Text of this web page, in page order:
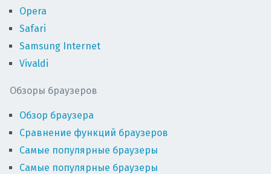
Opera
Safari
Samsung Internet
Vivaldi
Обзоры браузеров
Обзор браузера
Сравнение функций браузеров
Самые популярные браузеры
Самые популярные браузеры